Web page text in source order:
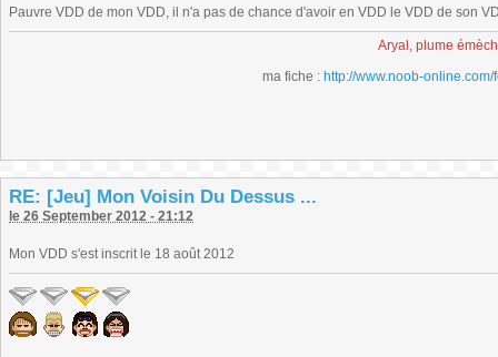
Pauvre VDD de mon VDD, il n'a pas de chance d'avoir en VDD le VDD de son
Aryal, plume
ma fiche : http://www.noob-
RE: [Jeu] Mon Voisin Du Dessus ...
le 26 September 2012 - 21:12
Mon VDD s'est inscrit le 18 août 2012